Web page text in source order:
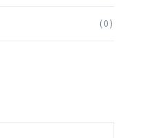
(0)